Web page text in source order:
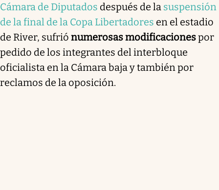
Cámara de Diputados después de la suspensión
de la final de la Copa Libertadores en el estadio
de River, sufrió numerosas modificacionespor
pedido de los integrantes del interbloque
oficialista en la Cámara baja y también por
reclamos de la oposición.